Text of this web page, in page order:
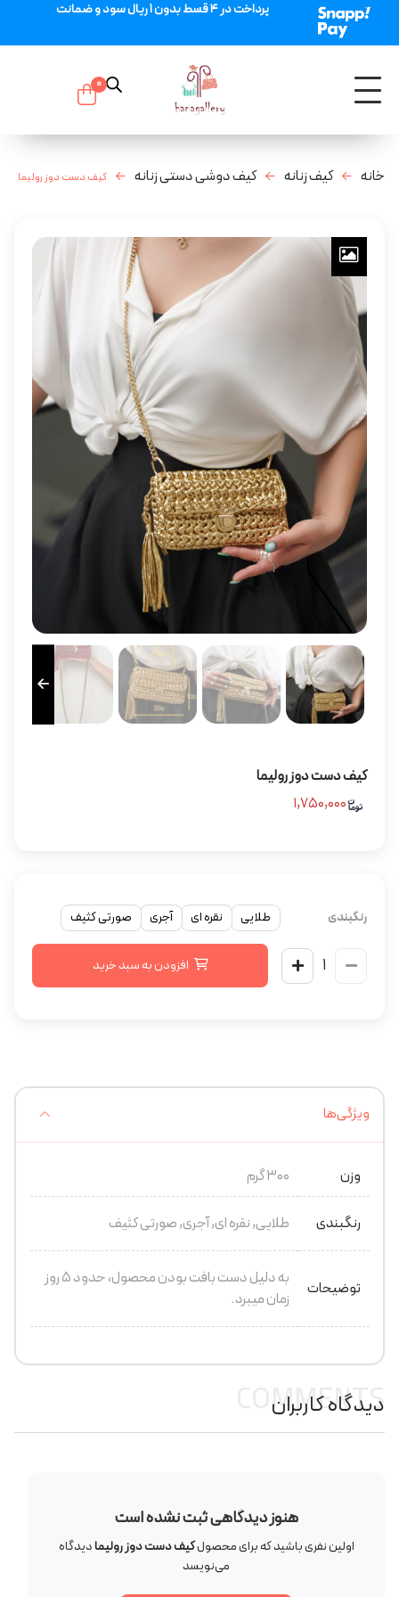
پرداخت در 4 قسط بدون 1 ریال سود و ضمانت
0
خانه کیف زنانه کیف دوشی دستی زنانه کیف دست دوز رولیما
کیف دست دوز رولیما
رنگبندی طلایی نقره ای آجری صورتی کثیف
افزودن به سبد خرید
ویژگی‌ها
وزن 300 گرم
رنگبندی طلایی, نقره ای, آجری, صورتی کثیف
توضیحات
به دلیل دست بافت بودن محصول، حدود 5 روز
زمان میبرد.
دیدگاه کاربران
COMMENTS
هنوز دیدگاهی ثبت نشده است
اولین نفری باشید که برای محصولکیف دست دوز رولیمادیدگاه
می‌نویسد